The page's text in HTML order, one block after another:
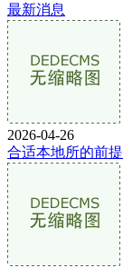
最新消息
2026-04-26
合适本地所的前提